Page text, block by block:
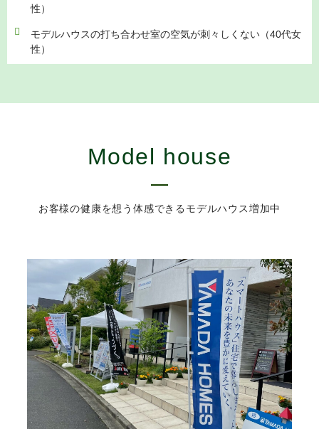
性）
モデルハウスの打ち合わせ室の空気が刺々しくない（40代女
性）
Model house
お客様の健康を想う体感できるモデルハウス増加中